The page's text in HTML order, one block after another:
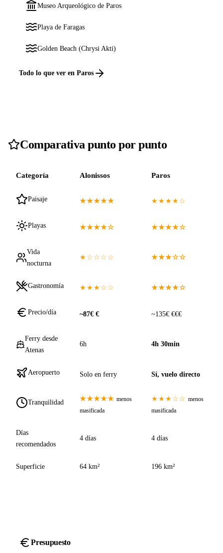
Museo Arqueológico de Paros
Playa de Faragas
Golden Beach (Chrysi Akti)
Todo lo que ver en Paros
Comparativa punto por punto
Categoría Alonissos Paros
Paisaje ★★★★★ ★★★★☆
Playas ★★★★☆ ★★★★☆
Vida
nocturna
★☆☆☆☆ ★★★☆☆
Gastronomía ★★★☆☆ ★★★★☆
Precio/día ~87€ € ~135€ €€€
Ferry desde
Atenas
6h 4h 30min
Aeropuerto Solo en ferry Sí, vuelo directo
Tranquilidad ★★★★★ menos
masificada
★★★☆☆ menos
masificada
Días
recomendados
4 días 4 días
Superficie 64 km² 196 km²
Presupuesto